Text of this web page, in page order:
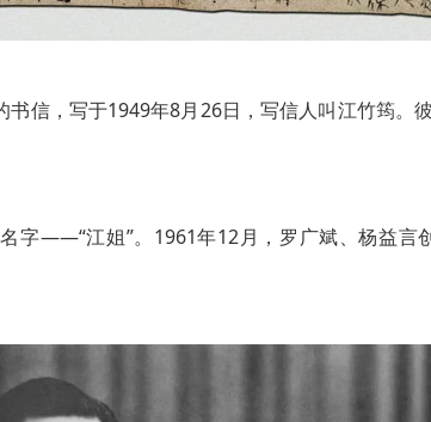
信，写于1949年8月26日，写信人叫江竹筠。
——“江姐”。1961年12月，罗广斌、杨益言